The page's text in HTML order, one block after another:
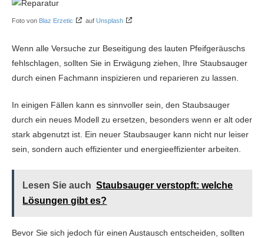
Foto von Blaz Erzetic auf Unsplash
Wenn alle Versuche zur Beseitigung des lauten Pfeifgeräuschs
fehlschlagen, sollten Sie in Erwägung ziehen, Ihre Staubsauger
durch einen Fachmann inspizieren und reparieren zu lassen.
In einigen Fällen kann es sinnvoller sein, den Staubsauger
durch ein neues Modell zu ersetzen, besonders wenn er alt oder
stark abgenutzt ist. Ein neuer Staubsauger kann nicht nur leiser
sein, sondern auch effizienter und energieeffizienter arbeiten.
Lesen Sie auch Staubsauger verstopft: welche
Lösungen gibt es?
Bevor Sie sich jedoch für einen Austausch entscheiden, sollten